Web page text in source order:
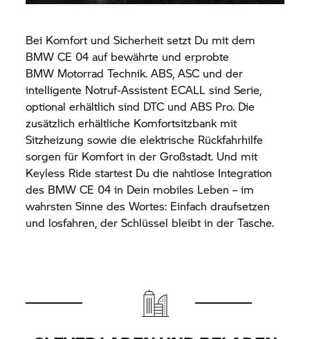
Bei Komfort und Sicherheit setzt Du mit dem
BMW CE 04 auf bewährte und erprobte
BMW Motorrad Technik. ABS, ASC und der
intelligente Notruf-Assistent ECALL sind Serie,
optional erhältlich sind DTC und ABS Pro. Die
zusätzlich erhältliche Komfortsitzbank mit
Sitzheizung sowie die elektrische Rückfahrhilfe
sorgen für Komfort in der Großstadt. Und mit
Keyless Ride startest Du die nahtlose Integration
des BMW CE 04 in Dein mobiles Leben – im
wahrsten Sinne des Wortes: Einfach draufsetzen
und losfahren, der Schlüssel bleibt in der Tasche.